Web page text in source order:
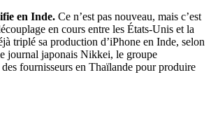
en Inde. Ce n’est pas nouveau, mais c’est
en cours entre les États-Unis et la
triplé sa production d’iPhone en Inde, selon
journal japonais Nikkei, le groupe
fournisseurs en Thaïlande pour produire